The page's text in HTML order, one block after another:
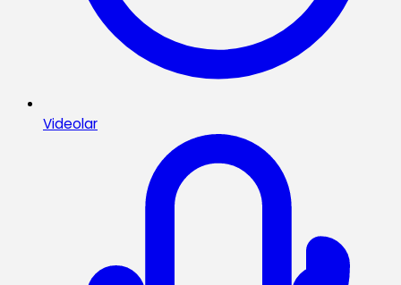
Videolar